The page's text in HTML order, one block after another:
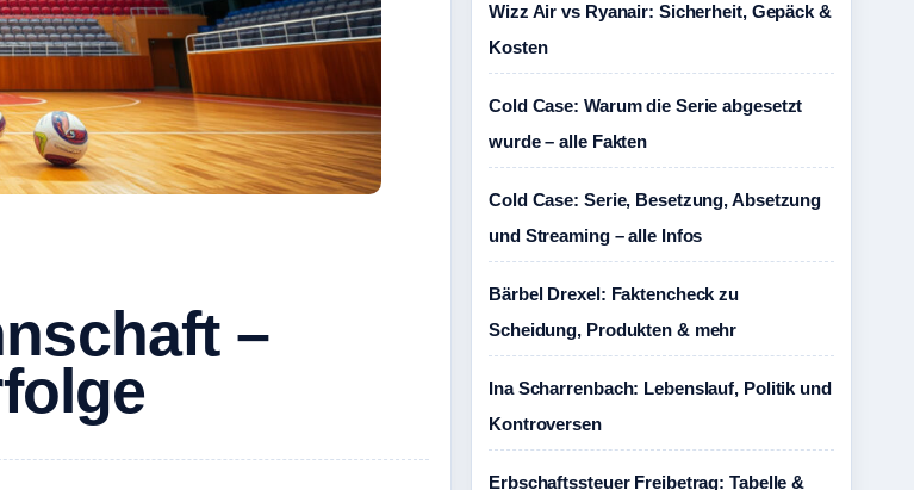
–
Wizz Air vs Ryanair: Sicherheit, Gepäck &
Kosten
Cold Case: Warum die Serie abgesetzt
wurde – alle Fakten
Cold Case: Serie, Besetzung, Absetzung
und Streaming – alle Infos
Bärbel Drexel: Faktencheck zu
Scheidung, Produkten & mehr
Ina Scharrenbach: Lebenslauf, Politik und
Kontroversen
Erbschaftssteuer Freibetrag: Tabelle &